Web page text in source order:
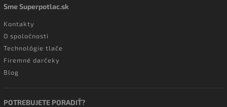
Sme Superpotlac.sk
Kontakty
O spoločnosti
Technológie tlače
Firemné darčeky
Blog
POTREBUJETE PORADIŤ?